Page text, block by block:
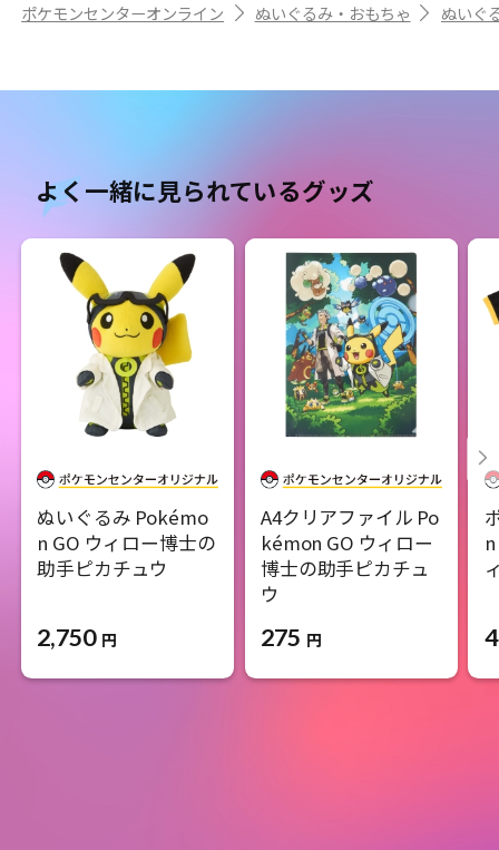
ポケモンセンターオンライン ぬいぐるみ・おもちゃ ぬいぐ
よく一緒に見られているグッズ
ぬいぐるみ Pokémo
n GO ウィロー博士の
助手ピカチュウ
2,750 円
A4クリアファイル Po
kémon GO ウィロー
博士の助手ピカチュ
ウ
275 円